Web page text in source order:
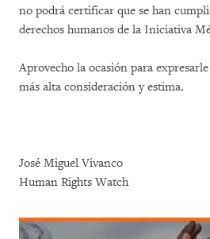
no podrá certificar que se han
derechos humanos de la Iniciativa
Aprovecho la ocasión para
más alta consideración y estima.
José Miguel Vivanco
Human Rights Watch